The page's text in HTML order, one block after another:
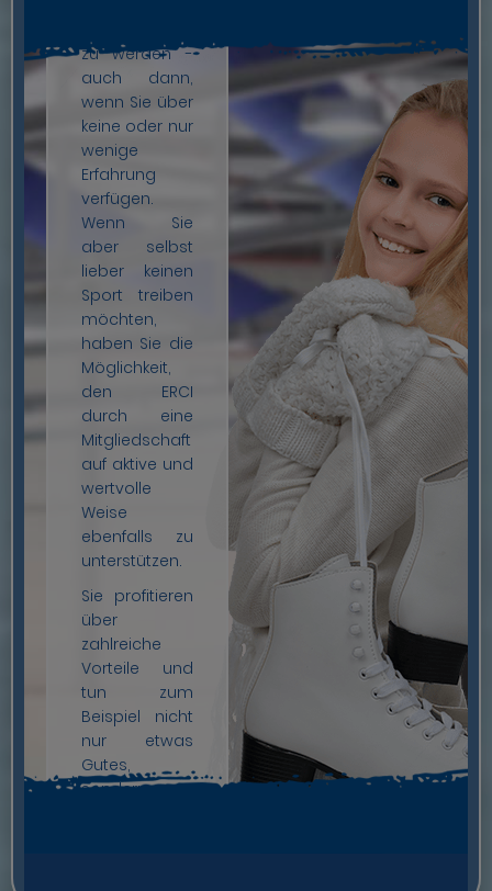
auf neue
Mitglieder und
jungen
angewiesen.
Haben Sie
Interesse? Wir
freuen uns
bereits auf
Ihre Anfrage!
Zu den Eisstartern »
zu werden -
auch dann,
wenn Sie über
keine oder nur
wenige
Erfahrung
verfügen.
Wenn Sie
aber selbst
lieber keinen
Sport treiben
möchten,
haben Sie die
Möglichkeit,
den ERCI
durch eine
Mitgliedschaft
auf aktive und
wertvolle
Weise
ebenfalls zu
unterstützen.
Sie profitieren
über
zahlreiche
Vorteile und
tun zum
Beispiel nicht
nur etwas
Gutes,
sondern